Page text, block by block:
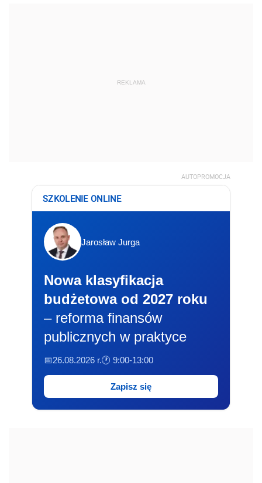
REKLAMA
AUTOPROMOCJA
SZKOLENIE ONLINE
Jarosław Jurga
Nowa klasyfikacja
budżetowa od 2027 roku
– reforma finansów
publicznych w praktyce
📅26.08.2026 r.🕐 9:00-13:00
Zapisz się